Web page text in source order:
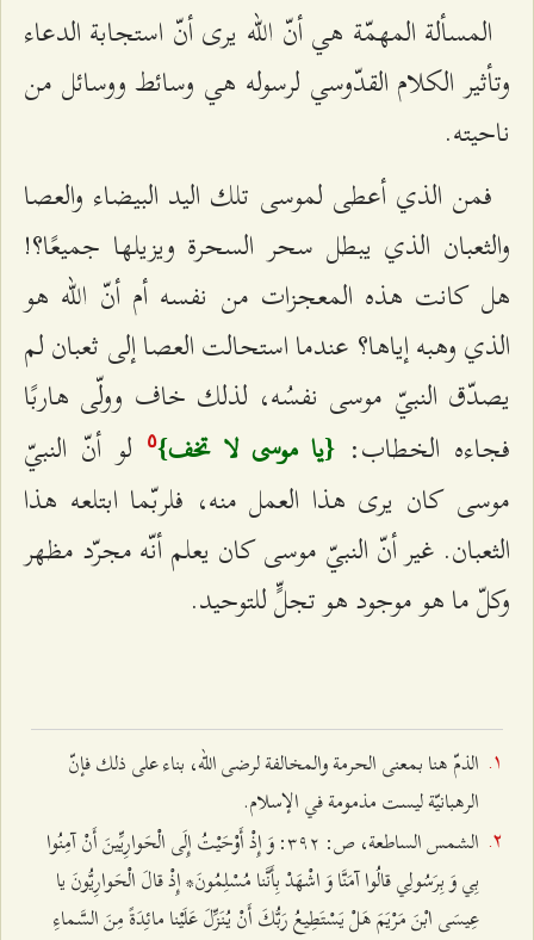
المسألة المهمّة هي أنّ الله يرى أنّ استجابة الدعاء
وتأثير الكلام القدّوسي لرسوله هي وسائط ووسائل من
ناحیته.
فمن الذي أعطى لموسى تلك اليد البيضاء والعصا
والثعبان الذي يبطل سحر السحرة ويزيلها جميعًا؟!
هل كانت هذه المعجزات من نفسه أم أنّ الله هو
الذي وهبه إياها؟ عندما استحالت العصا إلى ثعبان لم
يصدّق النبيّ موسى نفسُه، لذلك خاف وولّى هاربًا
فجاءه الخطاب: {يا موسى لا تخف}٥
لو أنّ النبيّ
موسى كان يرى هذا العمل منه، فلربّما ابتلعه هذا
الثعبان. غير أنّ النبيّ موسى كان يعلم أنّه مجرّد مظهر
وكلّ ما هو موجود هو تجلٍّ للتوحيد.
الذمّ هنا بمعنى الحرمة والمخالفة لرضى الله، بناء على ذلك فإنّ
الرهبانيّة ليست مذمومة في الإسلام.
الشمس الساطعة، ص: ٣٩٢: وَ إِذْ أَوْحَيْتُ إِلَى الْحَوارِيِّينَ أَنْ آمِنُوا
بِي وَ بِرَسُولِي قالُوا آمَنَّا وَ اشْهَدْ بِأَنَّنا مُسْلِمُونَ* إِذْ قالَ الْحَوارِيُّونَ يا
عِيسَى ابْنَ مَرْيَمَ هَلْ يَسْتَطِيعُ رَبُّكَ أَنْ يُنَزِّلَ عَلَيْنا مائِدَةً مِنَ السَّماءِ